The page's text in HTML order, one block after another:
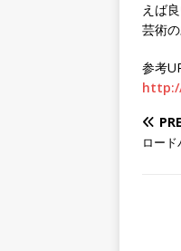
えば
芸術
参考
ロー